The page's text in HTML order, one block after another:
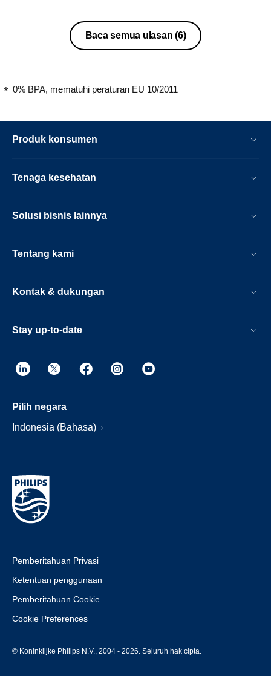
Baca semua ulasan(6)
0% BPA, mematuhi peraturan EU 10/2011
Produk konsumen
Tenaga kesehatan
Solusi bisnis lainnya
Tentang kami
Kontak & dukungan
Stay up-to-date
Pilih negara
Indonesia (Bahasa)
Pemberitahuan Privasi
Ketentuan penggunaan
Pemberitahuan Cookie
Cookie Preferences
© Koninklijke Philips N.V., 2004 - 2026. Seluruh hak cipta.